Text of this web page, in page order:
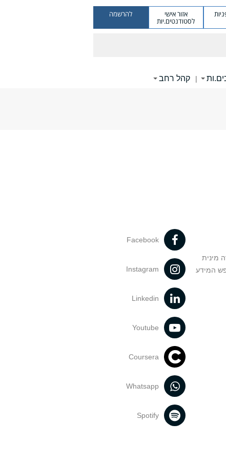
אזור אישי
לסטודנטים.יות
להרשמה
| קהל רחב
מינית
המידע
Facebook
Instagram
Linkedin
Youtube
Coursera
Whatsapp
Spotify